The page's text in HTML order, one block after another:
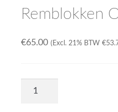
Remblokken
€65.00 (Excl. 21% BTW €